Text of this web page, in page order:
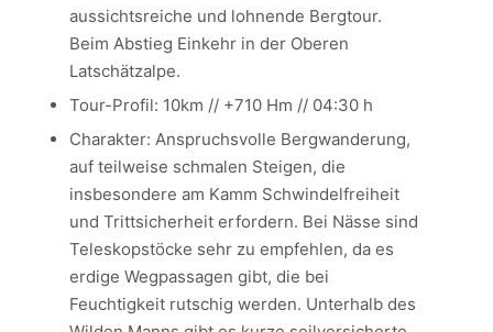
aussichtsreiche und lohnende Bergtour.
Beim Abstieg Einkehr in der Oberen
Latschätzalpe.
Tour-Profil: 10km // +710 Hm // 04:30 h
Charakter: Anspruchsvolle Bergwanderung,
auf teilweise schmalen Steigen, die
insbesondere am Kamm Schwindelfreiheit
und Trittsicherheit erfordern. Bei Nässe sind
Teleskopstöcke sehr zu empfehlen, da es
erdige Wegpassagen gibt, die bei
Feuchtigkeit rutschig werden. Unterhalb des